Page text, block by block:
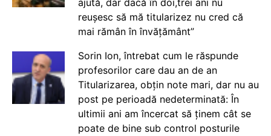
ajută, dar dacă în doi,trei ani nu
reușesc să mă titularizez nu cred că
mai rămân în învățământ”
Sorin Ion, întrebat cum le răspunde
profesorilor care dau an de an
Titularizarea, obțin note mari, dar nu au
post pe perioadă nedeterminată: În
ultimii ani am încercat să ținem cât se
poate de bine sub control posturile